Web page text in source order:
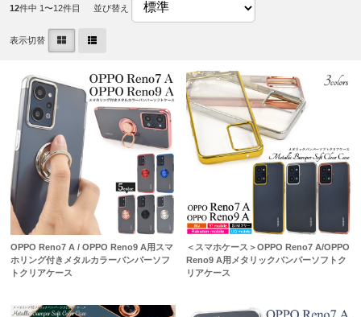
12件中 1〜12件目 並び替え
表示切替
OPPO Reno7 A / OPPO Reno9 A用スマ
ホリング付きメタルカラーバンパーソフ
トクリアケース
＜スマホケース＞OPPO Reno7 A/OPPO
Reno9 A用メタリックバンパーソフトク
リアケース